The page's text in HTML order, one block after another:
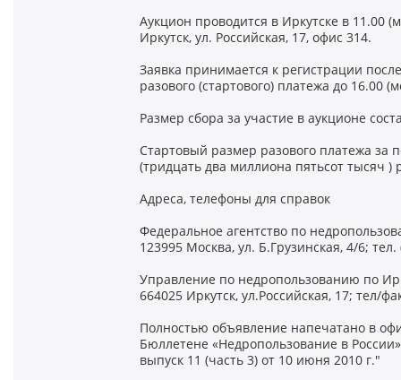
Аукцион проводится в Иркутске в 11.00
Иркутск, ул. Российская, 17, офис 314.
Заявка принимается к регистрации
разового (стартового) платежа до 16.00
Размер сбора за участие в аукционе
Стартовый размер разового платежа за
(тридцать два миллиона пятьсот тысяч )
Адреса, телефоны для справок
Федеральное агентство по
123995 Москва, ул. Б.Грузинская, 4/6;
Управление по недропользованию по
664025 Иркутск, ул.Российская, 17; тел/
Полностью объявление напечатано в
Бюллетене «Недропользование в России»
выпуск 11 (часть 3) от 10 июня 2010 г."